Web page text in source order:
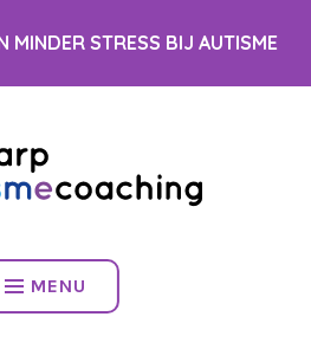
MINDER STRESS BIJ AUTISME
MENU